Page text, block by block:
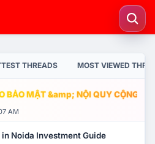
THREADS MOST VIEWED
BẢO MẬT &amp; NỘI QUY CỘNG
AM
Noida Investment Guide